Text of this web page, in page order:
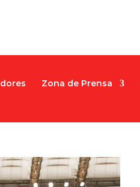
Zona de Prensa